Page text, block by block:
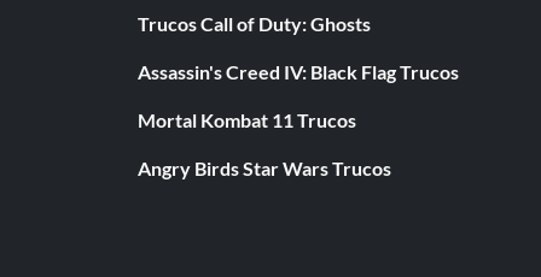
por encima del nivel 23, deberías poder derrotarlo usando
Trucos Call of Duty: Ghosts
Assassin's Creed IV: Black Flag Trucos
Mortal Kombat 11 Trucos
Angry Birds Star Wars Trucos